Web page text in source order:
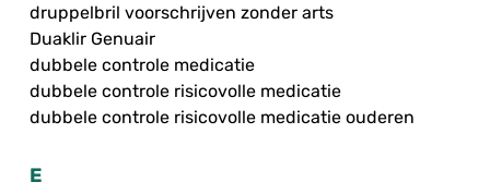
druppelbril voorschrijven zonder arts
Duaklir Genuair
dubbele controle medicatie
dubbele controle risicovolle medicatie
dubbele controle risicovolle medicatie ouderen
E